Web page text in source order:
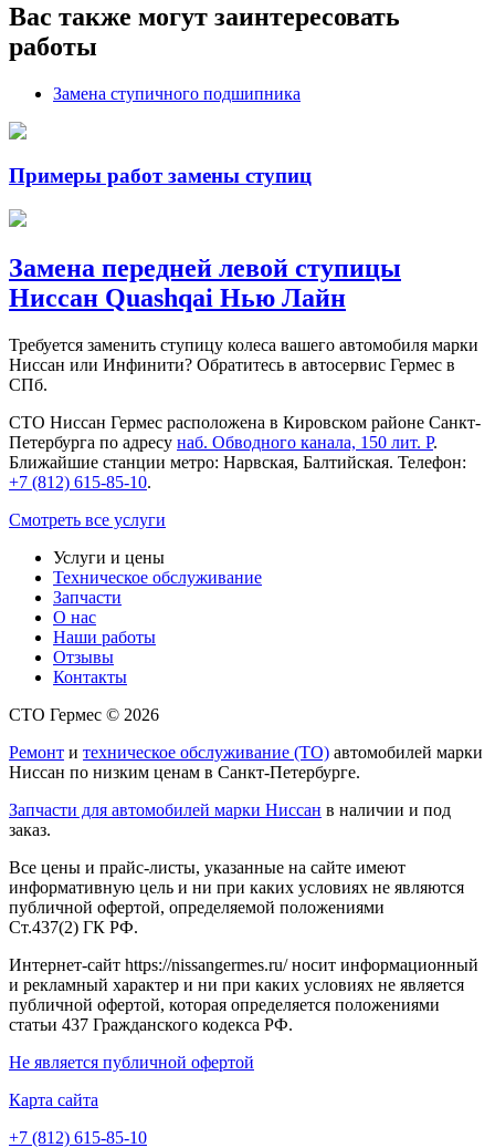
Вас также могут заинтересовать
работы
Замена ступичного подшипника
Примеры работ замены ступиц
Замена передней левой ступицы
Ниссан Quashqai Нью Лайн
Требуется заменить ступицу колеса вашего автомобиля марки
Ниссан или Инфинити? Обратитесь в автосервис Гермес в
СПб.
СТО Ниссан Гермес расположена в Кировском районе Санкт-
Петербурга по адресу наб. Обводного канала, 150 лит. Р.
Ближайшие станции метро: Нарвская, Балтийская. Телефон:
+7 (812) 615-85-10.
Смотреть все услуги
Услуги и цены
Техническое обслуживание
Запчасти
О нас
Наши работы
Отзывы
Контакты
СТО Гермес © 2026
Ремонт и техническое обслуживание (ТО) автомобилей марки
Ниссан по низким ценам в Санкт-Петербурге.
Запчасти для автомобилей марки Ниссан в наличии и под
заказ.
Все цены и прайс-листы, указанные на сайте имеют
информативную цель и ни при каких условиях не являются
публичной офертой, определяемой положениями
Ст.437(2) ГК РФ.
Интернет-сайт https://nissangermes.ru/ носит информационный
и рекламный характер и ни при каких условиях не является
публичной офертой, которая определяется положениями
статьи 437 Гражданского кодекса РФ.
Не является публичной офертой
Карта сайта
+7 (812) 615-85-10